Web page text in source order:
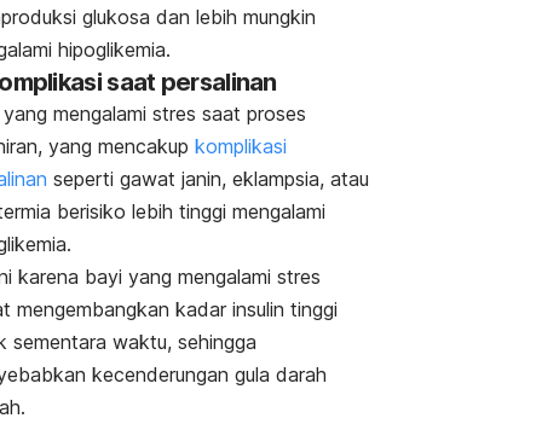
glukosa dan lebih mungkin
hipoglikemia.
saat persalinan
mengalami stres saat proses
yang mencakup komplikasi
seperti gawat janin, eklampsia, atau
berisiko lebih tinggi mengalami
karena bayi yang mengalami stres
mengembangkan kadar insulin tinggi
sementara waktu, sehingga
kecenderungan gula darah